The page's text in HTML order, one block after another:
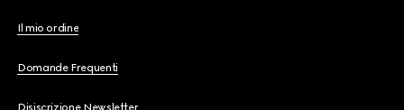
Il mio ordine
Domande Frequenti